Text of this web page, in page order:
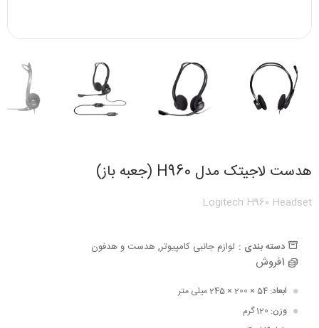
هدست لاجیتک مدل H960 (جعبه باز)
Logitech H960 Headset
دسته بندی : لوازم جانبی کامپیوتر, هدست و هدفون
1فروش
ابعاد: 54 × 200 × 245 میلی متر
وزن: 120 گرم